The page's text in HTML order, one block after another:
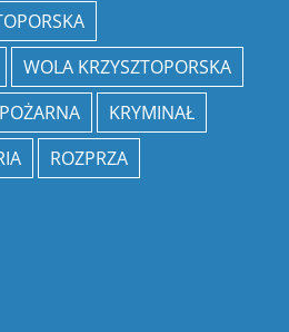
WOLA KRZYSZTOPORSKA
KRYMINAŁ
ROZPRZA